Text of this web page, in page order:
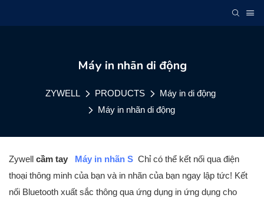
Máy in nhãn di động
ZYWELL PRODUCTS
Máy in di động
Máy in nhãn di động
Zywell cầm tay Máy in nhãn S Chỉ có thể kết nối qua điện
thoại thông minh của bạn và in nhãn của bạn ngay lập tức! Kết
nối Bluetooth xuất sắc thông qua ứng dụng in ứng dụng cho